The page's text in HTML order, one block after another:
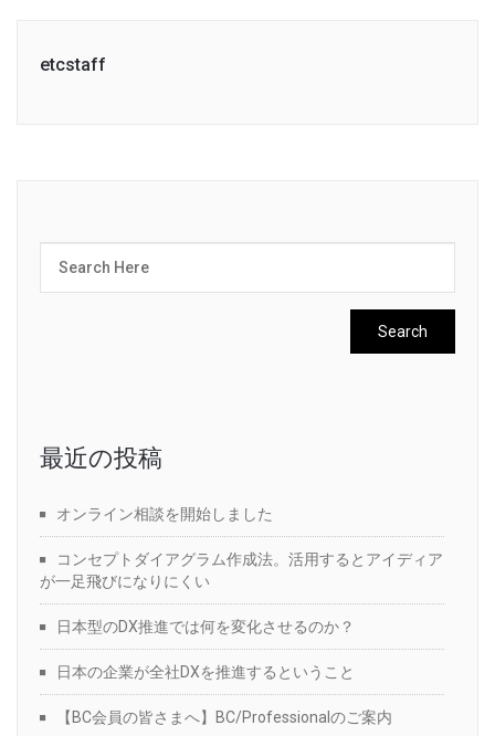
etcstaff
最近の投稿
オンライン相談を開始しました
コンセプトダイアグラム作成法。活用するとアイディア
が一足飛びになりにくい
日本型のDX推進では何を変化させるのか？
日本の企業が全社DXを推進するということ
【BC会員の皆さまへ】BC/Professionalのご案内